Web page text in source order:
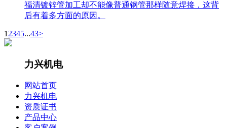
福清镀锌管加工却不能像普通钢管那样随意焊接，这背
后有着多方面的原因。
1 2345...43>
力兴机电
网站首页
力兴机电
资质证书
产品中心